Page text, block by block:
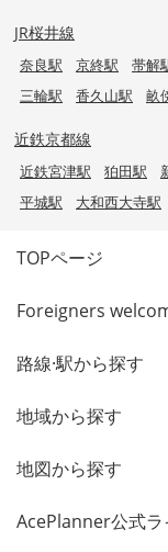
JR桜井線
奈良駅 京終駅 帯解
三輪駅
香久山駅 畝
近鉄京都線
近鉄宮津駅 狛田駅
平城駅
大和西大寺駅
TOPページ
Foreigners
路線·駅から探す
地域から探す
地図から探す
AcePlanner公式ラ